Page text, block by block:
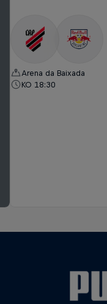
Arena da Baixada
KO 18:30